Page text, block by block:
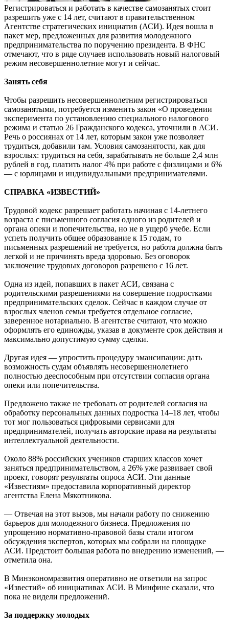
Регистрироваться и работать в качестве самозанятых стоит
разрешить уже с 14 лет, считают в правительственном
Агентстве стратегических инициатив (АСИ). Идея вошла в
пакет мер, предложенных для развития молодежного
предпринимательства по поручению президента. В ФНС
отмечают, что в ряде случаев использовать новый налоговый
режим несовершеннолетние могут и сейчас.
Занять себя
Чтобы разрешить несовершеннолетним регистрироваться
самозанятыми, потребуется изменить закон «О проведении
эксперимента по установлению специального налогового
режима и статью 26 Гражданского кодекса, уточнили в АСИ.
Речь о россиянах от 14 лет, которым закон уже позволяет
трудиться, добавили там. Условия самозанятости, как для
взрослых: трудиться на себя, зарабатывать не больше 2,4 млн
рублей в год, платить налог 4% при работе с физлицами и 6%
— с юрлицами и индивидуальными предпринимателями.
СПРАВКА «ИЗВЕСТИЙ»
Трудовой кодекс разрешает работать начиная с 14-летнего
возраста с письменного согласия одного из родителей и
органа опеки и попечительства, но не в ущерб учебе. Если
успеть получить общее образование к 15 годам, то
письменных разрешений не требуется, но работа должна быть
легкой и не причинять вреда здоровью. Без оговорок
заключение трудовых договоров разрешено с 16 лет.
Одна из идей, попавших в пакет АСИ, связана с
родительскими разрешениями на совершение подростками
предпринимательских сделок. Сейчас в каждом случае от
взрослых членов семьи требуется отдельное согласие,
заверенное нотариально. В агентстве считают, что можно
оформлять его единожды, указав в документе срок действия и
максимально допустимую сумму сделки.
Другая идея — упростить процедуру эмансипации: дать
возможность судам объявлять несовершеннолетнего
полностью дееспособным при отсутствии согласия органа
опеки или попечительства.
Предложено также не требовать от родителей согласия на
обработку персональных данных подростка 14–18 лет, чтобы
тот мог пользоваться цифровыми сервисами для
предпринимателей, получать авторские права на результаты
интеллектуальной деятельности.
Около 88% российских учеников старших классов хочет
заняться предпринимательством, а 26% уже развивает свой
проект, говорят результаты опроса АСИ. Эти данные
«Известиям» предоставила корпоративный директор
агентства Елена Мякотникова.
— Отвечая на этот вызов, мы начали работу по снижению
барьеров для молодежного бизнеса. Предложения по
упрощению нормативно-правовой базы стали итогом
обсуждения экспертов, которых мы собрали на площадке
АСИ. Предстоит большая работа по внедрению изменений, —
отметила она.
В Минэкономразвития оперативно не ответили на запрос
«Известий» об инициативах АСИ. В Минфине сказали, что
пока не видели предложений.
За поддержку молодых